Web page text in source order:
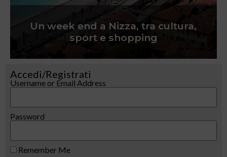
Un week end a Nizza, tra cultura,
sport e shopping
Accedi/Registrati
Username or Email Address
Password
Remember Me